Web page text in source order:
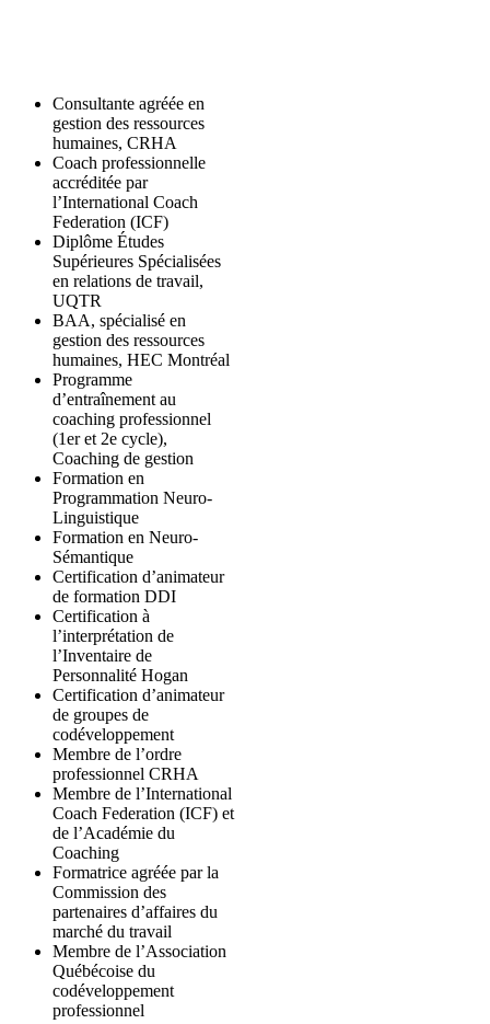
Consultante agréée en
gestion des ressources
humaines, CRHA
Coach professionnelle
accréditée par
l’International Coach
Federation (ICF)
Diplôme Études
Supérieures Spécialisées
en relations de travail,
UQTR
BAA, spécialisé en
gestion des ressources
humaines, HEC Montréal
Programme
d’entraînement au
coaching professionnel
(1er et 2e cycle),
Coaching de gestion
Formation en
Programmation Neuro-
Linguistique
Formation en Neuro-
Sémantique
Certification d’animateur
de formation DDI
Certification à
l’interprétation de
l’Inventaire de
Personnalité Hogan
Certification d’animateur
de groupes de
codéveloppement
Membre de l’ordre
professionnel CRHA
Membre de l’International
Coach Federation (ICF) et
de l’Académie du
Coaching
Formatrice agréée par la
Commission des
partenaires d’affaires du
marché du travail
Membre de l’Association
Québécoise du
codéveloppement
professionnel